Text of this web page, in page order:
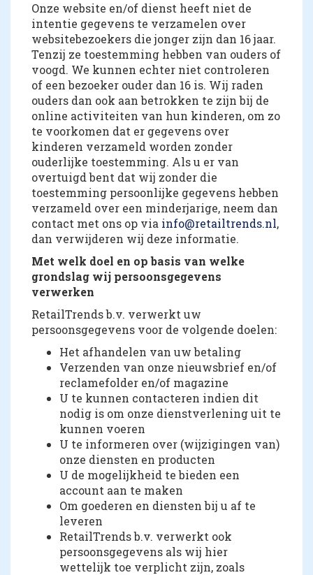
Onze website en/of dienst heeft niet de
intentie gegevens te verzamelen over
websitebezoekers die jonger zijn dan 16 jaar.
Tenzij ze toestemming hebben van ouders of
voogd. We kunnen echter niet controleren
of een bezoeker ouder dan 16 is. Wij raden
ouders dan ook aan betrokken te zijn bij de
online activiteiten van hun kinderen, om zo
te voorkomen dat er gegevens over
kinderen verzameld worden zonder
ouderlijke toestemming. Als u er van
overtuigd bent dat wij zonder die
toestemming persoonlijke gegevens hebben
verzameld over een minderjarige, neem dan
contact met ons op via info@retailtrends.nl,
dan verwijderen wij deze informatie.
Met welk doel en op basis van welke
grondslag wij persoonsgegevens
verwerken
RetailTrends b.v. verwerkt uw
persoonsgegevens voor de volgende doelen:
Het afhandelen van uw betaling
Verzenden van onze nieuwsbrief en/of
reclamefolder en/of magazine
U te kunnen contacteren indien dit
nodig is om onze dienstverlening uit te
kunnen voeren
U te informeren over (wijzigingen van)
onze diensten en producten
U de mogelijkheid te bieden een
account aan te maken
Om goederen en diensten bij u af te
leveren
RetailTrends b.v. verwerkt ook
persoonsgegevens als wij hier
wettelijk toe verplicht zijn, zoals